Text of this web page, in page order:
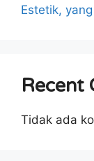
Estetik,
Recent
Tidak ada